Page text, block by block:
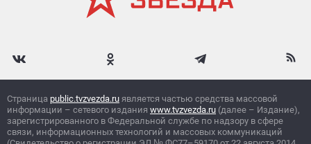
Страница public.tvzvezda.ru является частью средства массовой
информации – сетевого издания www.tvzvezda.ru (далее – Издание),
зарегистрированного в Федеральной службе по надзору в сфере
связи, информационных технологий и массовых коммуникаций